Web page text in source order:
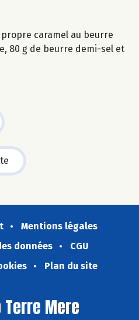
caramel au beurre
80 g de beurre demi-sel et
Mentions légales
données
CGU
Plan du site
Terre Mere